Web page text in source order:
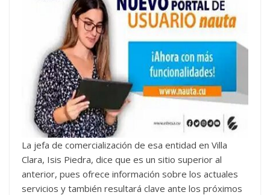
La jefa de comercialización de esa entidad en Villa
Clara, Isis Piedra, dice que es un sitio superior al
anterior, pues ofrece información sobre los actuales
servicios y también resultará clave ante los próximos